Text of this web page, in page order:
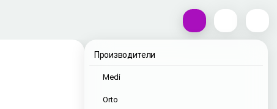
Производители
Medi
Orto